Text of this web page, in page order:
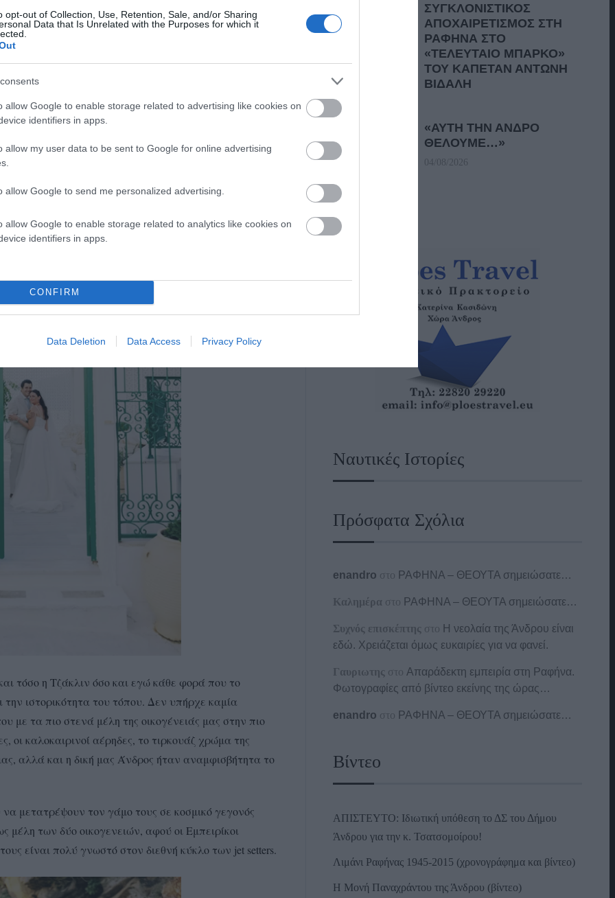
opt-out of Collection, Use, Retention, Sale, and/or Sharing
Data that Is Unrelated with the Purposes for which it
allow Google to enable storage related to advertising like cookies on
identifiers in apps.
allow my user data to be sent to Google for online advertising
allow Google to send me personalized advertising.
allow Google to enable storage related to analytics like cookies on
identifiers in apps.
CONFIRM
Data Deletion Data Access Privacy Policy
καταγωγής των Εμπειρίκων, εκεί όπου ο Γιώργος
χρόνων στο οικογενειακό αριστοκρατικό
στην Ανδρο. Τόσο ο παππούς όσο και η
ιστορίες και αμέτρητες συνεισφορές μέσω των
ο ίδιος.
τόσο η Τζάκλιν όσο και εγώ κάθε φορά που το
ιστορικότητα του τόπου. Δεν υπήρχε καμία
με τα πιο στενά μέλη της οικογένειάς μας στην πιο
οι καλοκαιρινοί αέρηδες, το τιρκουάζ χρώμα της
αλλά και η δική μας Άνδρος ήταν αναμφισβήτητα το
μετατρέψουν τον γάμο τους σε κοσμικό γεγονός
των δύο οικογενειών, αφού οι Εμπειρίκοι
είναι πολύ γνωστό στον διεθνή κύκλο των jet setters.
ΣΥΓΚΛΟΝΙΣΤΙΚΟΣ
ΑΠΟΧΑΙΡΕΤΙΣΜΟΣ ΣΤΗ
ΡΑΦΗΝΑ ΣΤΟ
«ΤΕΛΕΥΤΑΙΟ ΜΠΑΡΚΟ»
ΤΟΥ ΚΑΠΕΤΑΝ ΑΝΤΩΝΗ
ΒΙΔΑΛΗ
05/08/2026
«ΑΥΤΗ ΤΗΝ ΑΝΔΡΟ
ΘΕΛΟΥΜΕ…»
04/08/2026
Ναυτικές Ιστορίες
Πρόσφατα Σχόλια
enandro στο ΡΑΦΗΝΑ – ΘΕΟΥΤΑ σημειώσατε…
Καλημέρα στο ΡΑΦΗΝΑ – ΘΕΟΥΤΑ σημειώσατε…
Συχνός επισκέπτης στο Η νεολαία της Άνδρου είναι
εδώ. Χρειάζεται όμως ευκαιρίες για να φανεί.
Γαυριωτης στοΑπαράδεκτη εμπειρία στη Ραφήνα.
Φωτογραφίες από βίντεο εκείνης της ώρας…
enandro στο ΡΑΦΗΝΑ – ΘΕΟΥΤΑ σημειώσατε…
Βίντεο
ΑΠΙΣΤΕΥΤΟ: Ιδιωτική υπόθεση το ΔΣ του Δήμου
Άνδρου για την κ. Τσατσομοίρου!
Λιμάνι Ραφήνας 1945-2015 (χρονογράφημα και βίντεο)
Η Μονή Παναχράντου της Άνδρου (βίντεο)